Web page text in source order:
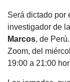
Será dictado por
investigador de la
Marcos, de
Zoom, del
19:00 a 21:00